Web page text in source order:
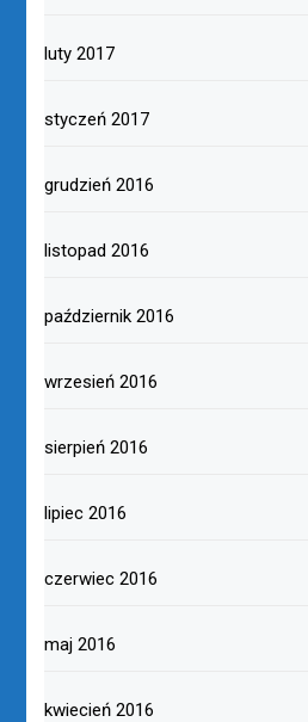
luty 2017
styczeń 2017
grudzień 2016
listopad 2016
październik 2016
wrzesień 2016
sierpień 2016
lipiec 2016
czerwiec 2016
maj 2016
kwiecień 2016